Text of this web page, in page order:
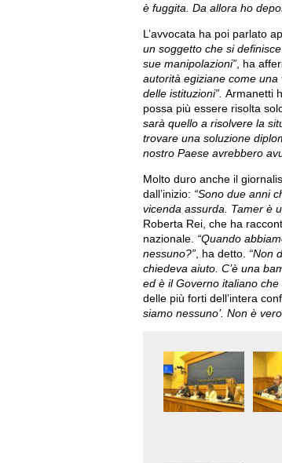
è fuggita. Da allora ho
L’avvocata ha poi parlato
un soggetto che si
sue manipolazioni” , ha
autorità egiziane come una
delle istituzioni”. Armanetti
possa più essere risolta
sarà quello a risolvere la
trovare una soluzione
nostro Paese avrebbero
Molto duro anche il
dall’inizio: “Sono due anni
vicenda assurda. Tamer è
Roberta Rei, che ha
nazionale. “Quando
nessuno?” , ha detto. “Non
chiedeva aiuto. C’è una
ed è il Governo italiano
delle più forti dell’intera
siamo nessuno’. Non è